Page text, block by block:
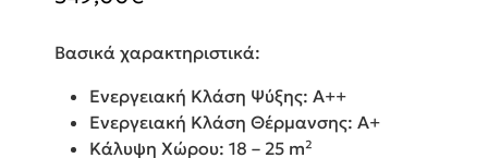
Βασικά χαρακτηριστικά:
Ενεργειακή Κλάση Ψύξης: A++
Ενεργειακή Κλάση Θέρμανσης: A+
Κάλυψη Χώρου: 18 – 25 m²